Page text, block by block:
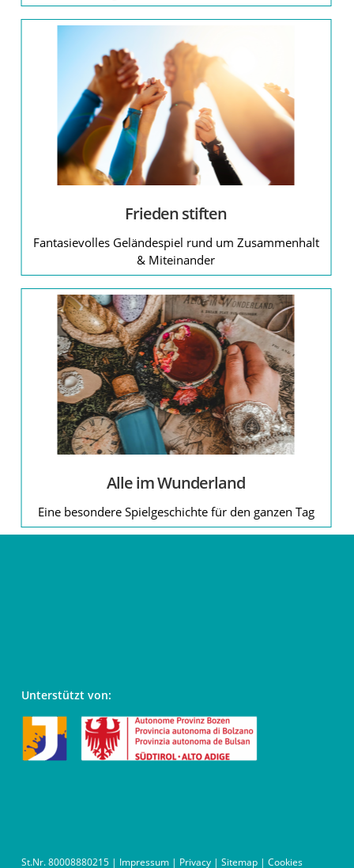
Frieden stiften
Fantasievolles Geländespiel rund um Zusammenhalt
& Miteinander
Alle im Wunderland
Eine besondere Spielgeschichte für den ganzen Tag
Unterstützt von:
St.Nr. 80008880215 | Impressum| Privacy| Sitemap| Cookies